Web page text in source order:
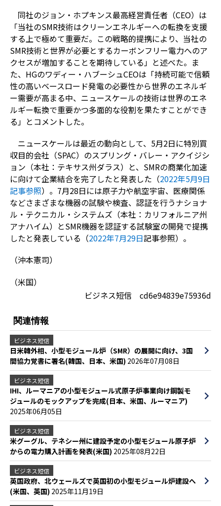
同社のジョン・ホプキンス最高経営責任者（CEO）は
「当社のSMR技術はクリーンエネルギーへの転換を支援
する上で極めて重要だ。この戦略的提携により、当社の
SMR技術と世界が必要とするカーボンフリー電力へのア
クセスが増加することを期待している」と述べた。ま
た、 HGのワディー・ハブーシュCEOは「持続可能で信頼
性の高いベースロード発電の必要性から世界のエネルギ
ー需要が高まる中、ニュースケールの技術は世界のエネ
ルギー転換で重要かつ多面的な役割を果たすことができ
る」とコメントした。
ニュースケールは最近の動向として、 5月2日に特別買
収目的会社（SPAC）のスプリング・バレー・アクイジシ
ョン（本社：テキサス州ダラス）と、 SMRの商業化加速
に向けて企業結合を完了したと発表した（2022年5月9日
記事参照）。 7月28日には原子力や航空宇宙、医療関係
などさまざまな機器の試験や検査、認証を行うナショナ
ル・テクニカル・システムズ（本社：カリフォルニア州
アナハイム）とSMR機器を認証する試験室の開発で提携
したと発表している（2022年7月29日記事参照）。
（沖本憲司）
（米国）
ビジネス短信 cd6e94839e75936d
関連情報
ビジネス短信
日米韓外相、小型モジュール炉（SMR）の展開に向け、3国
間協力覚書に署名(韓国、日本、米国) 2026年07月08日
ビジネス短信
IHI、ルーマニアの小型モジュール式原子炉事業向け鋼製モ
ジュールのモックアップを完成(日本、米国、ルーマニア)
2025年06月05日
ビジネス短信
米グーグル、テネシー州に建設予定の小型モジュール原子炉
からの電力購入計画を発表(米国) 2025年08月22日
ビジネス短信
英国政府、北ウェールズで英国初の小型モジュール炉建設へ
(米国、英国) 2025年11月19日